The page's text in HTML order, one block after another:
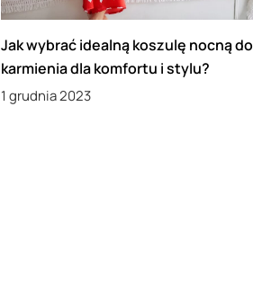
Jak wybrać idealną koszulę nocną do
karmienia dla komfortu i stylu?
1 grudnia 2023